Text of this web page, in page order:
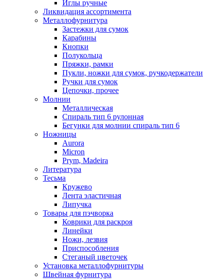
Иглы ручные
Ликвидация ассортимента
Металлофурнитура
Застежки для сумок
Карабины
Кнопки
Полукольца
Пряжки, рамки
Пукли, ножки для сумок, ручкодержатели
Ручки для сумок
Цепочки, прочее
Молнии
Металлическая
Спираль тип 6 рулонная
Бегунки для молнии спираль тип 6
Ножницы
Aurora
Micron
Prym, Madeira
Литература
Тесьма
Кружево
Лента эластичная
Липучка
Товары для пэчворка
Коврики для раскроя
Линейки
Ножи, лезвия
Приспособления
Стеганый цветочек
Установка металлофурнитуры
Швейная фурнитура